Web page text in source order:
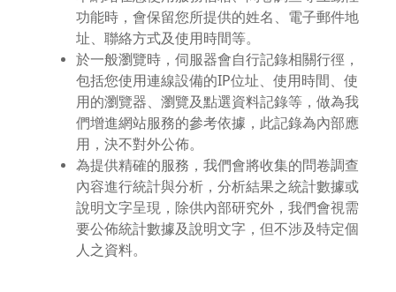
功能時，會保留您所提供的姓名、電子郵件地
址、聯絡方式及使用時間等。
於一般瀏覽時，伺服器會自行記錄相關行徑，
包括您使用連線設備的IP位址、使用時間、使
用的瀏覽器、瀏覽及點選資料記錄等，做為我
們增進網站服務的參考依據，此記錄為內部應
用，決不對外公佈。
為提供精確的服務，我們會將收集的問卷調查
內容進行統計與分析，分析結果之統計數據或
說明文字呈現，除供內部研究外，我們會視需
要公佈統計數據及說明文字，但不涉及特定個
人之資料。